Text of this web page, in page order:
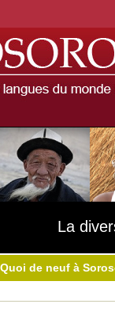
La
Quoi de neuf à